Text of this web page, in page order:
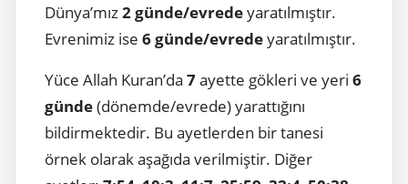
Dünya’mız2 günde/evredeyaratılmıştır.
Evrenimiz ise 6 günde/evredeyaratılmıştır.
Yüce Allah Kuran’da 7ayette gökleri ve yeri 6
günde(dönemde/evrede) yarattığını
bildirmektedir. Bu ayetlerden bir tanesi
örnek olarak aşağıda verilmiştir. Diğer